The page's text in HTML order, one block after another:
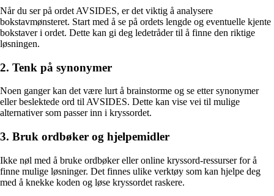
Når du ser på ordet AVSIDES, er det viktig å analysere
bokstavmønsteret. Start med å se på ordets lengde og eventuelle kjente
bokstaver i ordet. Dette kan gi deg ledetråder til å finne den riktige
løsningen.
2. Tenk på synonymer
Noen ganger kan det være lurt å brainstorme og se etter synonymer
eller beslektede ord til AVSIDES. Dette kan vise vei til mulige
alternativer som passer inn i kryssordet.
3. Bruk ordbøker og hjelpemidler
Ikke nøl med å bruke ordbøker eller online kryssord-ressurser for å
finne mulige løsninger. Det finnes ulike verktøy som kan hjelpe deg
med å knekke koden og løse kryssordet raskere.